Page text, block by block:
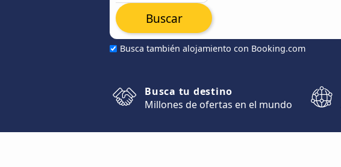
Busca también alojamiento con Booking.com
Buscar
Busca tu destino
Millones de ofertas en el mundo